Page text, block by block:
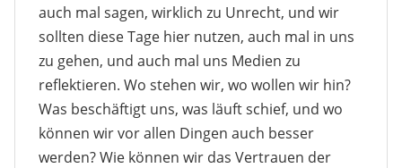
auch mal sagen, wirklich zu Unrecht, und wir
sollten diese Tage hier nutzen, auch mal in uns
zu gehen, und auch mal uns Medien zu
reflektieren. Wo stehen wir, wo wollen wir hin?
Was beschäftigt uns, was läuft schief, und wo
können wir vor allen Dingen auch besser
werden? Wie können wir das Vertrauen der